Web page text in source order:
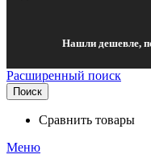
Нашли дешевле,
Расширенный поиск
Поиск
Сравнить товары
Меню